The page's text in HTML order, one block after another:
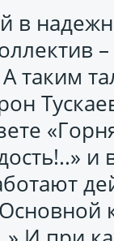
в
–
таким
и